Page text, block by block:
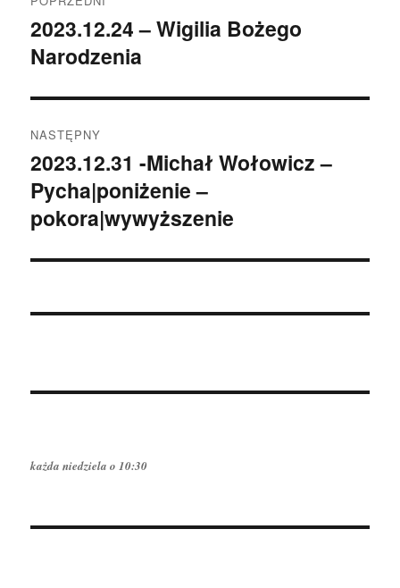
wpisu
Poprzedni
wpis:
2023.12.24 – Wigilia Bożego
Narodzenia
NASTĘPNY
Następny
wpis:
2023.12.31 -Michał Wołowicz –
Pycha|poniżenie –
pokora|wywyższenie
każda niedziela o 10:30